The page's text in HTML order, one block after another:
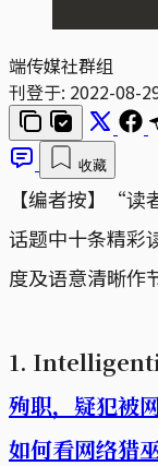
端传媒社群组
刊登于: 2022-08-
收藏
【编者按】“
话题中十条精彩
度及语意清晰作
1.
殉职，疑犯被
如何看网络猎